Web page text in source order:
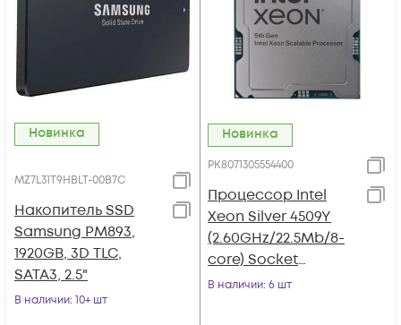
Новинка
MZ7L31T9HBLT-00B7C
Накопитель SSD
Samsung PM893,
1920GB, 3D TLC,
SATA3, 2.5"
В наличии: 10+ шт
Новинка
PK8071305554400
Процессор Intel
Xeon Silver 4509Y
(2.60GHz/22.5Mb/8-
core) Socket
LGA4677
В наличии: 6 шт